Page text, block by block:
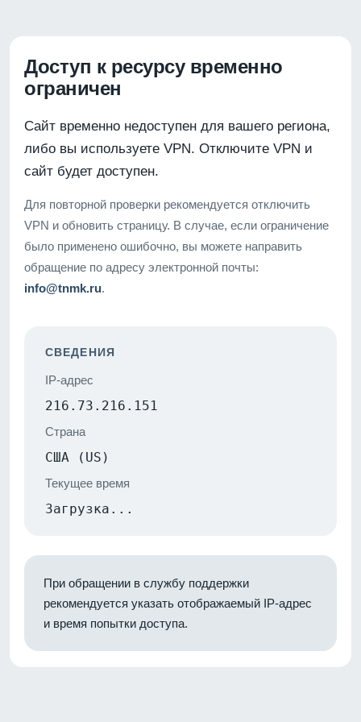
Доступ к ресурсу временно
ограничен
Сайт временно недоступен для вашего региона,
либо вы используете VPN. Отключите VPN и
сайт будет доступен.
Для повторной проверки рекомендуется отключить
VPN и обновить страницу. В случае, если ограничение
было применено ошибочно, вы можете направить
обращение по адресу электронной почты:
info@tnmk.ru.
СВЕДЕНИЯ
IP-адрес
216.73.216.151
Страна
США (US)
Текущее время
Загрузка...
При обращении в службу поддержки
рекомендуется указать отображаемый IP-адрес
и время попытки доступа.